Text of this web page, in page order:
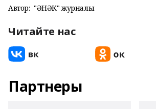
Автор: "ҺӘНӘК" журналы
Читайте нас
Партнеры